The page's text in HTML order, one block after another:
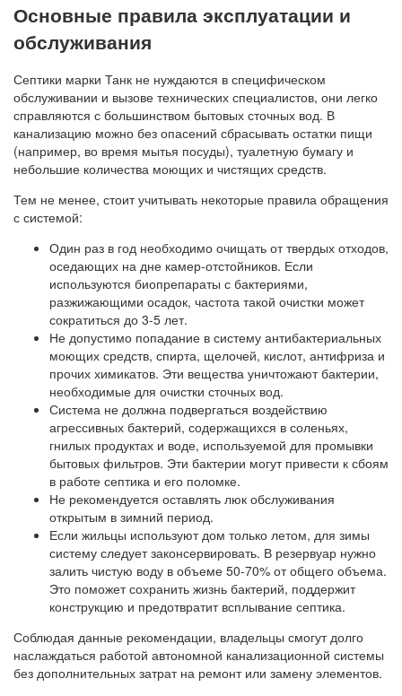
Основные правила эксплуатации и
обслуживания
Септики марки Танк не нуждаются в специфическом
обслуживании и вызове технических специалистов, они легко
справляются с большинством бытовых сточных вод. В
канализацию можно без опасений сбрасывать остатки пищи
(например, во время мытья посуды), туалетную бумагу и
небольшие количества моющих и чистящих средств.
Тем не менее, стоит учитывать некоторые правила обращения
с системой:
Один раз в год необходимо очищать от твердых отходов,
оседающих на дне камер-отстойников. Если
используются биопрепараты с бактериями,
разжижающими осадок, частота такой очистки может
сократиться до 3-5 лет.
Не допустимо попадание в систему антибактериальных
моющих средств, спирта, щелочей, кислот, антифриза и
прочих химикатов. Эти вещества уничтожают бактерии,
необходимые для очистки сточных вод.
Система не должна подвергаться воздействию
агрессивных бактерий, содержащихся в соленьях,
гнилых продуктах и воде, используемой для промывки
бытовых фильтров. Эти бактерии могут привести к сбоям
в работе септика и его поломке.
Не рекомендуется оставлять люк обслуживания
открытым в зимний период.
Если жильцы используют дом только летом, для зимы
систему следует законсервировать. В резервуар нужно
залить чистую воду в объеме 50-70% от общего объема.
Это поможет сохранить жизнь бактерий, поддержит
конструкцию и предотвратит всплывание септика.
Соблюдая данные рекомендации, владельцы смогут долго
наслаждаться работой автономной канализационной системы
без дополнительных затрат на ремонт или замену элементов.